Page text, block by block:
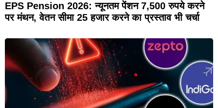
EPS Pension 2026: न्यूनतम पेंशन 7,500 रुपये करने
पर मंथन, वेतन सीमा 25 हजार करने का प्रस्ताव भी चर्चा